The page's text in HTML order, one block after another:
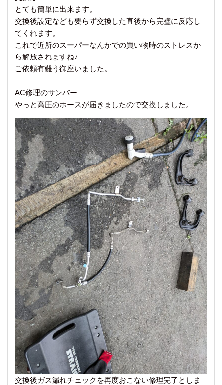
とても簡単に出来ます。
交換後設定なども要らず交換した直後から完璧に反応し
てくれます。
これで近所のスーパーなんかでの買い物時のストレスか
ら解放されますね♪
ご依頼有難う御座いました。
AC修理のサンバー
やっと高圧のホースが届きましたので交換しました。
交換後ガス漏れチェックを再度おこない修理完了としま